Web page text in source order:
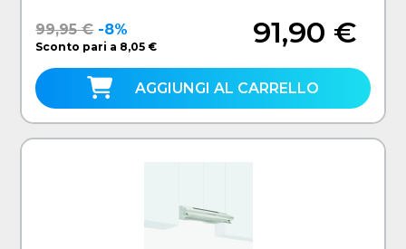
99,95 € -8%
Sconto pari a 8,05 € 91,90 €
AGGIUNGI AL CARRELLO